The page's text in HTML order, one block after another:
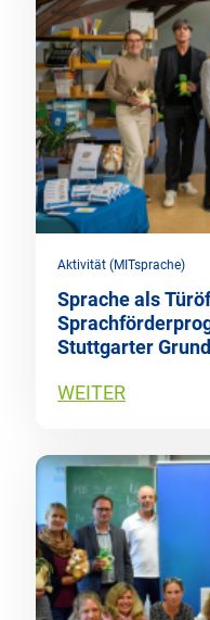
Aktivität (MITsprache)
Sprache als
Stuttgarter
WEITER